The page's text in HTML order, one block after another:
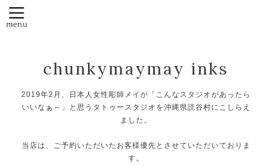
chunkymaymay inks
2019年2月、日本人女性彫師メイが「こんなスタジオがあったら
いいなぁ～」と思うタトゥースタジオを沖縄県読谷村にこしらえ
ました。
当店は、ご予約いただいたお客様優先とさせていただいておりま
す。